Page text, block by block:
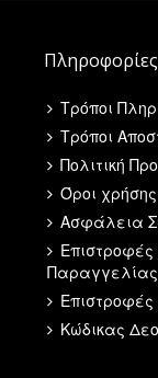
Τρόποι
Τρόποι
Πολιτική
Όροι χρήσης
Ασφάλεια
Παραγγελίας
Επιστροφές
Κώδικας